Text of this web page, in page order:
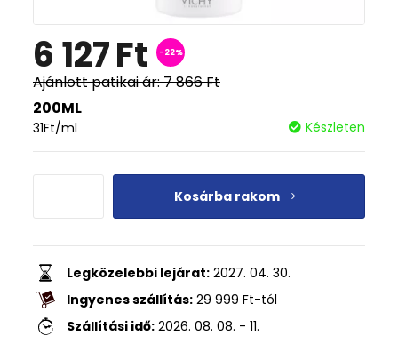
6 127Ft -22%
Ajánlott patikai ár:7 866Ft
200ML
31Ft/ml Készleten
Kosárba rakom
Legközelebbi lejárat: 2027. 04. 30.
Ingyenes szállítás: 29 999 Ft-tól
Szállítási idő: 2026. 08. 08. - 11.